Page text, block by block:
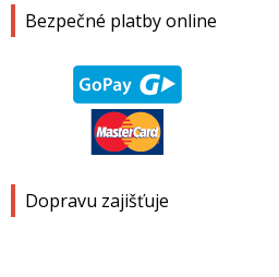
Bezpečné platby online
Dopravu zajišťuje